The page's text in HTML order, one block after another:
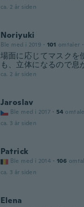
ca. 2 år siden
Noriyuki
Ble med i 2019 · 101 omtaler ·
場面に応じてマスクを
も、立体になるので息
ca. 2 år siden
Jaroslav
Ble med i 2017 · 54
ca. 3 år siden
Patrick
Ble med i 2014 · 106
ca. 3 år siden
Elena